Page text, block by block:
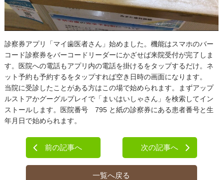
診察券アプリ「マイ歯医者さん」始めました。機能はスマホのバー
コード診察券をバーコードリーダーにかざせば来院受付が完了しま
す。医院への電話もアプリ内の電話を掛けるをタップするだけ。ネ
ット予約も予約するをタップすれば空き日時の画面になります。
当院に受診したことがある方はこの場で始められます。まずアップ
ルストアかグーグルプレイで「まいはいしゃさん」を検索してイン
ストールします。医院番号 795 と紙の診察券にある患者番号と生
年月日で始められます。
前の記事へ
一覧へ戻る
次の記事へ